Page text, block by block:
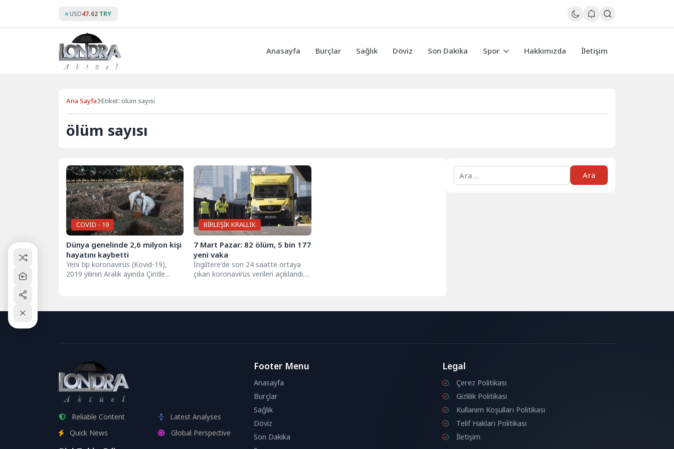
content
USD47.62 TRY
Anasayfa Burçlar Sağlık Döviz Son Dakika Spor Hakkımızda İletişim
Ana Sayfa Etiket: ölüm sayısı
ölüm sayısı
COVID - 19
Dünya genelinde 2,6 milyon kişi
hayatını kaybetti
Yeni tip koronavirüs (Kovid-19),
2019 yılının Aralık ayında Çin’de
BİRLEŞİK KRALLIK
7 Mart Pazar: 82 ölüm, 5 bin 177
yeni vaka
İngiltere'de son 24 saatte ortaya
çıkan koronavirüs verileri açıklandı.
Arama:
Reliable Content
Latest Analyses
Quick News
Global Perspective
Footer Menu
Anasayfa
Burçlar
Sağlık
Döviz
Son Dakika
Legal
Çerez Politikası
Gizlilik Politikası
Kullanım Koşulları Politikası
Telif Hakları Politikası
İletişim